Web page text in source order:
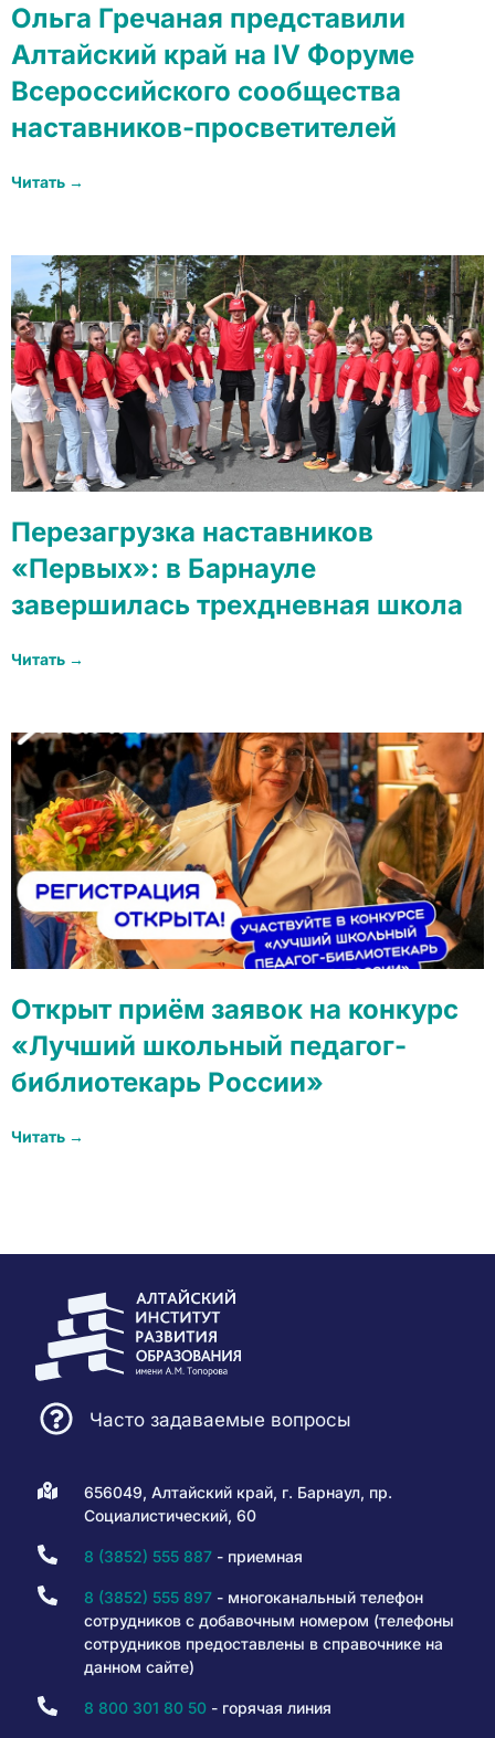
Ольга Гречаная представили
Алтайский край на IV Форуме
Всероссийского сообщества
наставников-просветителей
Читать →
Перезагрузка наставников
«Первых»: в Барнауле
завершилась трехдневная школа
Читать →
Открыт приём заявок на конкурс
«Лучший школьный педагог-
библиотекарь России»
Читать →
Часто задаваемые вопросы
656049, Алтайский край, г. Барнаул, пр.
Социалистический, 60
8 (3852) 555 887- приемная
8 (3852) 555 897- многоканальный телефон
сотрудников с добавочным номером (телефоны
сотрудников предоставлены в справочнике на
данном сайте)
8 800 301 80 50- горячая линия